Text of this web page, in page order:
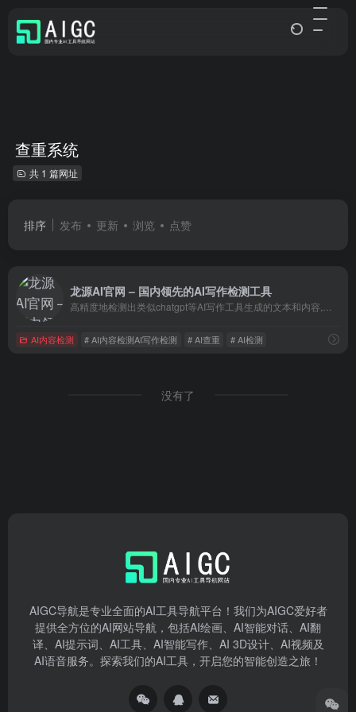
查重系统
共 1 篇网址
排序 发布 更新 浏览 点赞
龙源AI官网 – 国内领先的AI写作检测工具
AI内容检测 # AI内容检测AI写作检测 # AI查重 # AI检测
没有了
AIGC导航是专业全面的AI工具导航平台！我们为AIGC爱好者
提供全方位的AI网站导航，包括AI绘画、AI智能对话、AI翻
译、AI提示词、AI工具、AI智能写作、AI 3D设计、AI视频及
AI语音服务。探索我们的AI工具，开启您的智能创造之旅！